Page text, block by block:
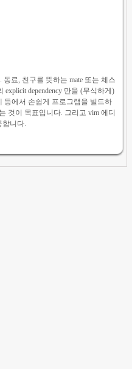
동료, 친구를 뜻하는 mate 또는 체스
explicit dependency 만을 (무식하게)
등에서 손쉽게 프로그램을 빌드하
것이 목표입니다. 그리고 vim 에디
합니다.